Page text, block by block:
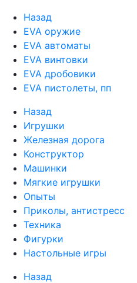
Назад
EVA оружие
EVA автоматы
EVA винтовки
EVA дробовики
EVA пистолеты, пп
Назад
Игрушки
Железная дорога
Конструктор
Машинки
Мягкие игрушки
Опыты
Приколы, антистресс
Техника
Фигурки
Настольные игры
Назад